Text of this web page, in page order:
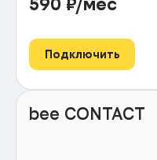
Подключить
bee CONTACT